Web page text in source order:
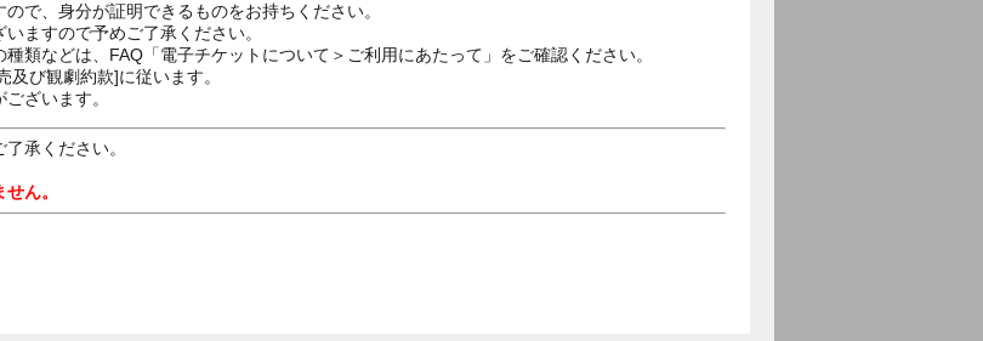
で、身分が証明できるものをお持ちください。
ますので予めご了承ください。
類などは、FAQ「電子チケットについて＞ご利用にあたって」をご確認ください。
び観劇約款]に従います。
ざいます。
承ください。
ん。